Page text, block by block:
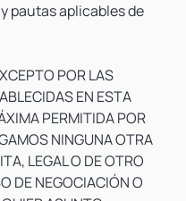
pautas aplicables de
POR LAS
EN ESTA
PERMITIDA POR
NINGUNA OTRA
LEGAL O DE OTRO
DE NEGOCIACIÓN O